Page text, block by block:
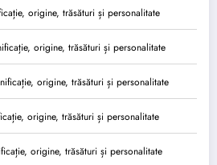
origine, trăsături și personalitate
origine, trăsături și personalitate
origine, trăsături și personalitate
origine, trăsături și personalitate
origine, trăsături și personalitate